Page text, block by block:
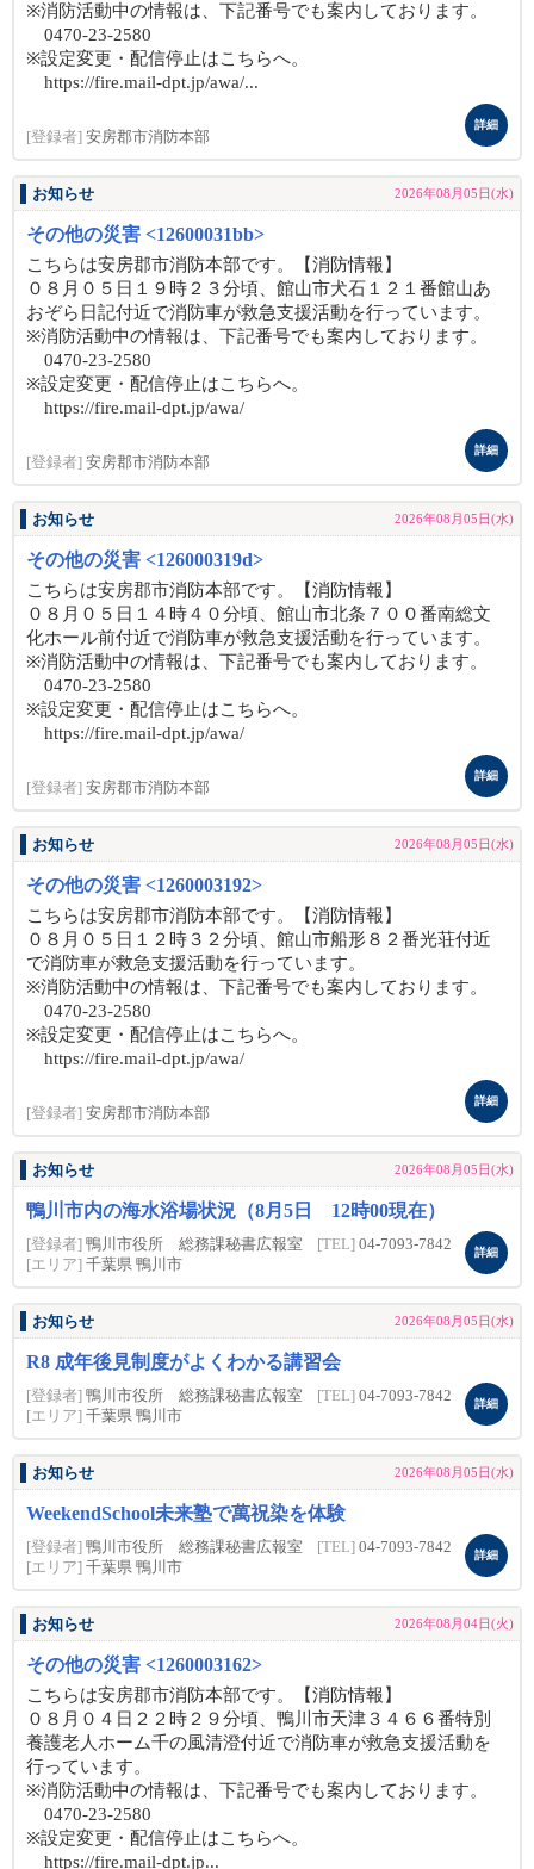
※消防活動中の情報は、下記番号でも案内しております。
0470-23-2580
※設定変更・配信停止はこちらへ。
https://fire.mail-dpt.jp/awa/...
[登録者] 安房郡市消防本部
詳細
お知らせ 2026年08月05日(水)
その他の災害 <12600031bb>
こちらは安房郡市消防本部です。【消防情報】
０８月０５日１９時２３分頃、館山市犬石１２１番館山あ
おぞら日記付近で消防車が救急支援活動を行っています。
※消防活動中の情報は、下記番号でも案内しております。
0470-23-2580
※設定変更・配信停止はこちらへ。
https://fire.mail-dpt.jp/awa/
[登録者] 安房郡市消防本部
詳細
お知らせ 2026年08月05日(水)
その他の災害 <126000319d>
こちらは安房郡市消防本部です。【消防情報】
０８月０５日１４時４０分頃、館山市北条７００番南総文
化ホール前付近で消防車が救急支援活動を行っています。
※消防活動中の情報は、下記番号でも案内しております。
0470-23-2580
※設定変更・配信停止はこちらへ。
https://fire.mail-dpt.jp/awa/
[登録者] 安房郡市消防本部
詳細
お知らせ 2026年08月05日(水)
その他の災害 <1260003192>
こちらは安房郡市消防本部です。【消防情報】
０８月０５日１２時３２分頃、館山市船形８２番光荘付近
で消防車が救急支援活動を行っています。
※消防活動中の情報は、下記番号でも案内しております。
0470-23-2580
※設定変更・配信停止はこちらへ。
https://fire.mail-dpt.jp/awa/
[登録者] 安房郡市消防本部
詳細
お知らせ 2026年08月05日(水)
鴨川市内の海水浴場状況（8月5日 12時00現在）
[登録者] 鴨川市役所 総務課秘書広報室 [TEL] 04-7093-7842
[エリア] 千葉県 鴨川市
詳細
お知らせ 2026年08月05日(水)
R8 成年後見制度がよくわかる講習会
[登録者] 鴨川市役所 総務課秘書広報室 [TEL] 04-7093-7842
[エリア] 千葉県 鴨川市
詳細
お知らせ 2026年08月05日(水)
WeekendSchool未来塾で萬祝染を体験
[登録者] 鴨川市役所 総務課秘書広報室 [TEL] 04-7093-7842
[エリア] 千葉県 鴨川市
詳細
お知らせ 2026年08月04日(火)
その他の災害 <1260003162>
こちらは安房郡市消防本部です。【消防情報】
０８月０４日２２時２９分頃、鴨川市天津３４６６番特別
養護老人ホーム千の風清澄付近で消防車が救急支援活動を
行っています。
※消防活動中の情報は、下記番号でも案内しております。
0470-23-2580
※設定変更・配信停止はこちらへ。
https://fire.mail-dpt.jp...